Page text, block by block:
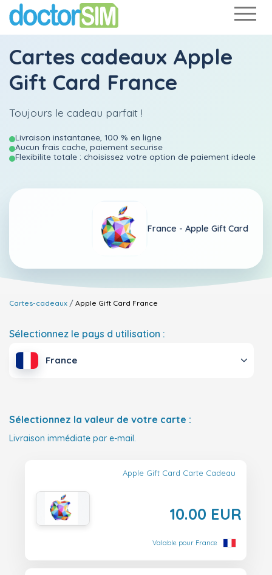
Cartes cadeaux Apple
Gift Card France
Toujours le cadeau parfait !
Livraison instantanee, 100 % en ligne
Aucun frais cache, paiement securise
Flexibilite totale : choisissez votre option de paiement ideale
France - Apple Gift Card
Cartes-cadeaux Apple Gift Card France
Sélectionnez le pays d utilisation :
France
Sélectionnez la valeur de votre carte :
Livraison immédiate par e-mail.
Apple Gift Card Carte Cadeau
10.00 EUR
Valable pour France